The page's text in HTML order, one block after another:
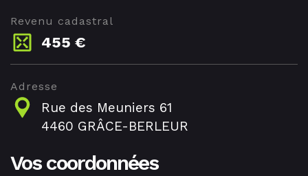
Revenu cadastral
455 €
Adresse
Rue des Meuniers 61
4460 GRÂCE-BERLEUR
Vos coordonnées